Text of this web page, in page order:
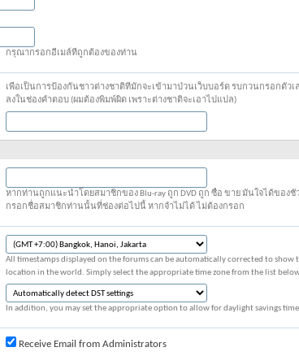
กรุณากรอกอีเมล์ที่ถูกต้องของท่าน
เพื่อเป็นการป้องกันชาวต่างชาติที่มักจะเข้ามาป่วนเว็บบอร์ด รบกวนกรอกตัวเ
ลงในช่องคำตอบ (ผมต้องพิมพ์ผิด เพราะต่างชาติจะเอาไปแปล)
หากท่านถูกแนะนำโดยสมาชิกของ Blu-ray ถูก DVD ถูก ซื้อ ขาย มั่นใจได้ของชัวร์
กรอกชื่อสมาชิกท่านนั้นที่ช่องต่อไปนี้ หากจำไม่ได้ ไม่ต้องกรอก
All timestamps displayed on the forums can be automatically corrected to show
location in the world. Simply select the appropriate time zone from the list
In addition, you may set the appropriate option to allow for daylight savings
Receive Email from Administrators